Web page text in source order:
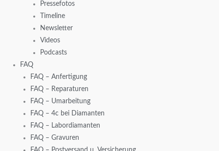
Pressefotos
Timeline
Newsletter
Videos
Podcasts
FAQ
FAQ – Anfertigung
FAQ – Reparaturen
FAQ – Umarbeitung
FAQ – 4c bei Diamanten
FAQ – Labordiamanten
FAQ – Gravuren